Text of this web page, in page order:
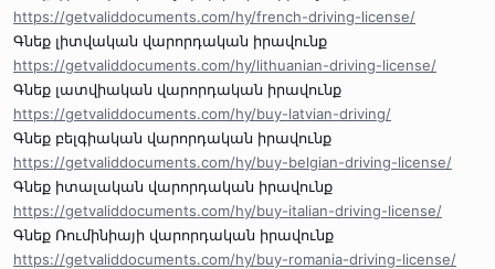
https://getvaliddocuments.com/hy/french-driving-license/
Գնեք լիտվական վարորդական իրավունք
https://getvaliddocuments.com/hy/lithuanian-driving-license/
Գնեք լատվիական վարորդական իրավունք
https://getvaliddocuments.com/hy/buy-latvian-driving/
Գնեք բելգիական վարորդական իրավունք
https://getvaliddocuments.com/hy/buy-belgian-driving-license/
Գնեք իտալական վարորդական իրավունք
https://getvaliddocuments.com/hy/buy-italian-driving-license/
Գնեք Ռումինիայի վարորդական իրավունք
https://getvaliddocuments.com/hy/buy-romania-driving-license/